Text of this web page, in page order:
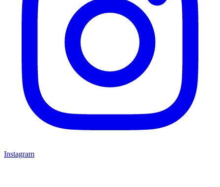
Instagram